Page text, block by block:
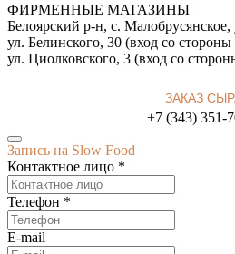
ФИРМЕННЫЕ МАГАЗИНЫ
Белоярский р-н, с.
ул. Белинского, 30 (вход со
ул. Циолковского, 3 (вход со
ЗАКАЗ
+7 (343) 351-
Запись на Slow Food
Контактное лицо *
Телефон *
E-mail